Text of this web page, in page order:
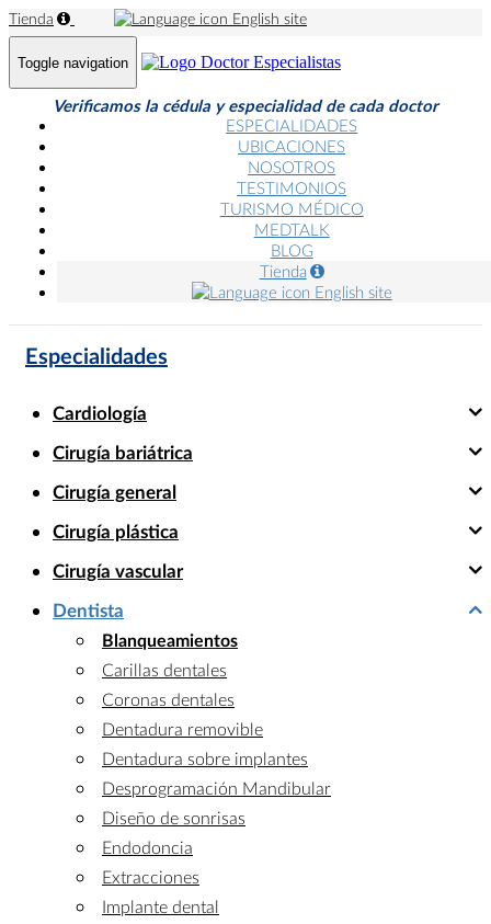
Tienda English site
Toggle navigation
Verificamos la cédula y especialidad de cada doctor
ESPECIALIDADES
UBICACIONES
NOSOTROS
TESTIMONIOS
TURISMO MÉDICO
MEDTALK
BLOG
Tienda
English site
Especialidades
Cardiología
Cirugía bariátrica
Cirugía general
Cirugía plástica
Cirugía vascular
Dentista
Blanqueamientos
Carillas dentales
Coronas dentales
Dentadura removible
Dentadura sobre implantes
Desprogramación Mandibular
Diseño de sonrisas
Endodoncia
Extracciones
Implante dental